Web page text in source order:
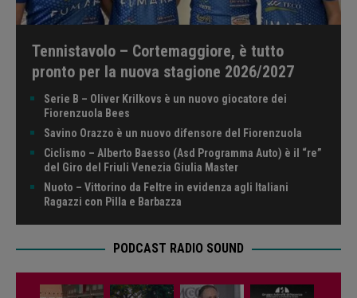
Tennistavolo – Cortemaggiore, è tutto
pronto per la nuova stagione 2026/2027
Serie B – Oliver Krilkovs è un nuovo giocatore dei
Fiorenzuola Bees
Savino Orazzo è un nuovo difensore del Fiorenzuola
Ciclismo – Alberto Baesso (Asd Programma Auto) è il “re”
del Giro del Friuli Venezia Giulia Master
Nuoto – Vittorino da Feltre in evidenza agli Italiani
Ragazzi con Pilla e Barbazza
PODCAST RADIO SOUND